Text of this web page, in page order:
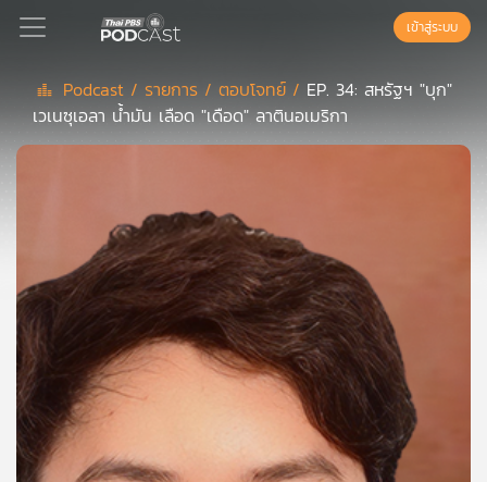
Podcast
แนะนำ
เพล
ย์
ลิ
สต์
ของ
เข้าสู่ระบบ
Podcast / รายการ /ตอบโจทย์ / EP. 34: สหรัฐฯ "บุก"
เวเนซุเอลา น้ำมัน เลือด "เดือด" ลาตินอเมริกา